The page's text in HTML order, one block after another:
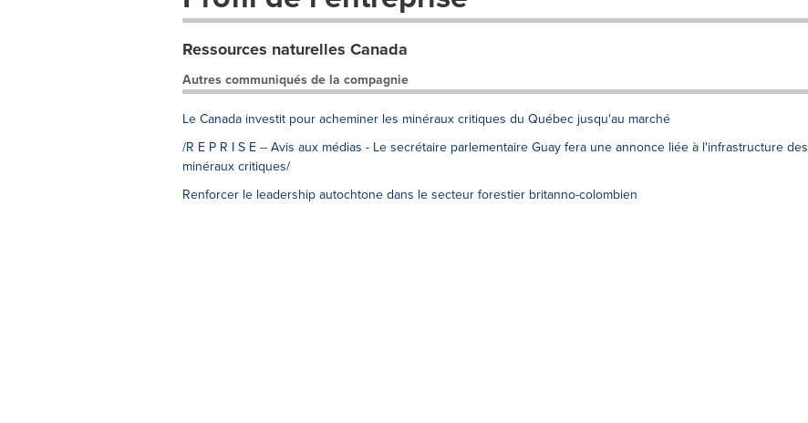
Ressources naturelles Canada
Autres communiqués de la compagnie
Le Canada investit pour acheminer les minéraux critiques du Québec jusqu'au marché
/R E P R I S E -- Avis aux médias - Le secrétaire parlementaire Guay fera une annonce liée à l'infrastructure des
minéraux critiques/
Renforcer le leadership autochtone dans le secteur forestier britanno-colombien